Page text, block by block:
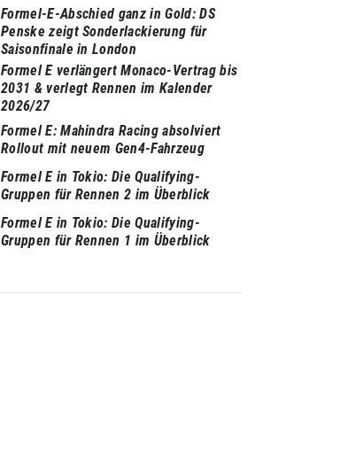
Formel-E-Abschied ganz in Gold: DS
Penske zeigt Sonderlackierung für
Saisonfinale in London
Formel E verlängert Monaco-Vertrag bis
2031 & verlegt Rennen im Kalender
2026/27
Formel E: Mahindra Racing absolviert
Rollout mit neuem Gen4-Fahrzeug
Formel E in Tokio: Die Qualifying-
Gruppen für Rennen 2 im Überblick
Formel E in Tokio: Die Qualifying-
Gruppen für Rennen 1 im Überblick